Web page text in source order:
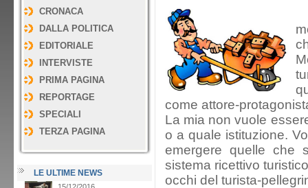
CRONACA
DALLA POLITICA
EDITORIALE
INTERVISTE
PRIMA PAGINA
REPORTAGE
SPECIALI
TERZA PAGINA
LE ULTIME NEWS
come attore-
La mia non vuole
o a quale istituzione.
emergere quelle che
sistema ricettivo
occhi del turista-